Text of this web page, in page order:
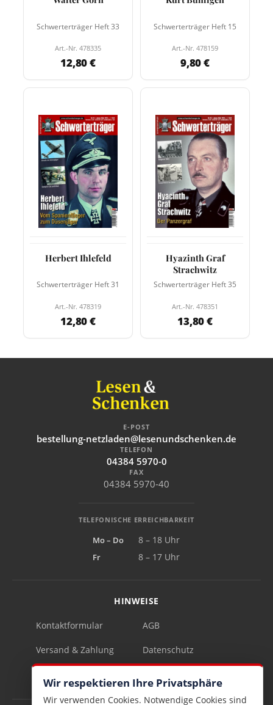
Schwerterträger Heft 33
Art.-Nr. 478335
12,80 €
Schwerterträger Heft 15
Art.-Nr. 478159
9,80 €
Herbert Ihlefeld
Schwerterträger Heft 31
Art.-Nr. 478319
12,80 €
Hyazinth Graf
Strachwitz
Schwerterträger Heft 35
Art.-Nr. 478351
13,80 €
E-POST
bestellung-netzladen@lesenundschenken.de
TELEFON
04384 5970-0
FAX
04384 5970-40
TELEFONISCHE ERREICHBARKEIT
Mo – Do
8 – 18 Uhr
Fr
8 – 17 Uhr
HINWEISE
Kontaktformular AGB
Versand & Zahlung Datenschutz
Wir respektieren Ihre Privatsphäre
Wir verwenden Cookies. Notwendige Cookies sind